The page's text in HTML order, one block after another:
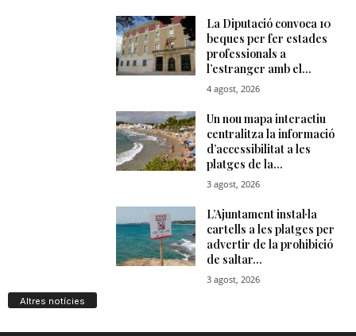
Altres notícies